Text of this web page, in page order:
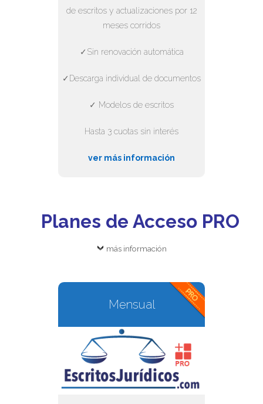
de escritos y actualizaciones por 12
meses corridos
✓Sin renovación automática
✓Descarga individual de documentos
✓ Modelos de escritos
Hasta 3 cuotas sin interés
ver más información
Planes de Acceso PRO
más información
Mensual